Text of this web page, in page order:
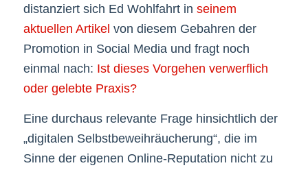
distanziert sich Ed Wohlfahrt in seinem
aktuellen Artikel von diesem Gebahren der
Promotion in Social Media und fragt noch
einmal nach: Ist dieses Vorgehen verwerflich
oder gelebte Praxis?
Eine durchaus relevante Frage hinsichtlich der
„digitalen Selbstbeweihräucherung“, die im
Sinne der eigenen Online-Reputation nicht zu